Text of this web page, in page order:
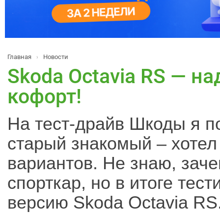
Главная › Новости
Skoda Octavia RS —
кофорт!
На тест-драйв Шкоды я
старый знакомый –
вариантов. Не знаю,
спорткар, но в итоге
версию Skoda Octavia